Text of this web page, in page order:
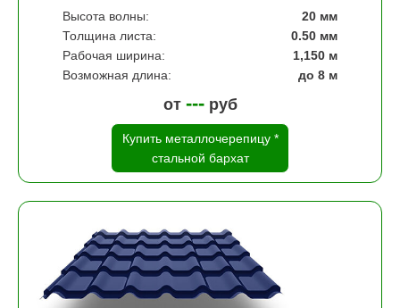
Высота волны:
20 мм
Толщина листа:
0.50 мм
Рабочая ширина:
1,150 м
Возможная длина:
до 8 м
от ---руб
Купить металлочерепицу *
стальной бархат